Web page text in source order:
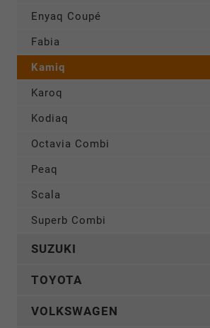
Enyaq Coupé
Fabia
Kamiq
Karoq
Kodiaq
Octavia Combi
Peaq
Scala
Superb Combi
SUZUKI
TOYOTA
VOLKSWAGEN